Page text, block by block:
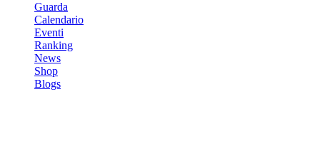
Guarda
Calendario
Eventi
Ranking
News
Shop
Blogs